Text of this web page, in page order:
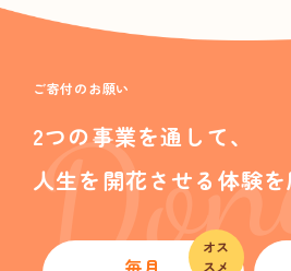
ご寄付のお願い
2つの事業を通して、
人生を開花させる体験を
オス
スメ